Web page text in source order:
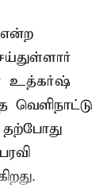
என்ற
உத்கர்ஷ்
வெளிநாட்டு